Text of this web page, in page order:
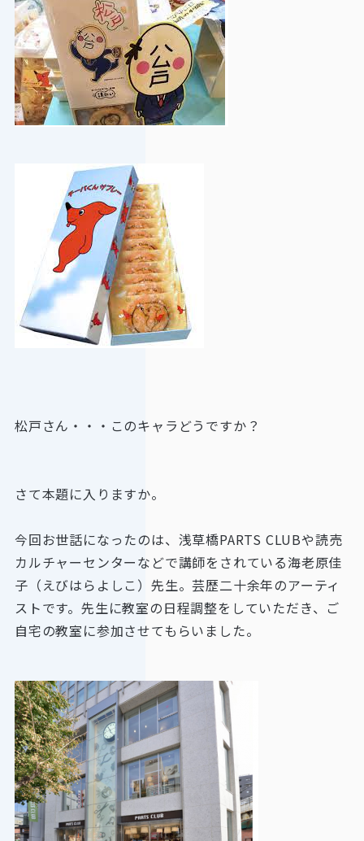
松戸さん・・・このキャラどうですか？
さて本題に入りますか。
今回お世話になったのは、浅草橋PARTS CLUBや読売
カルチャーセンターなどで講師をされている海老原佳
子（えびはらよしこ）先生。芸歴二十余年のアーティ
ストです。先生に教室の日程調整をしていただき、ご
自宅の教室に参加させてもらいました。